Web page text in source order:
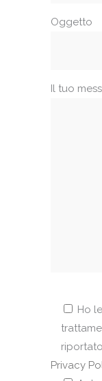
Oggetto
Il tuo
Ho
Privacy